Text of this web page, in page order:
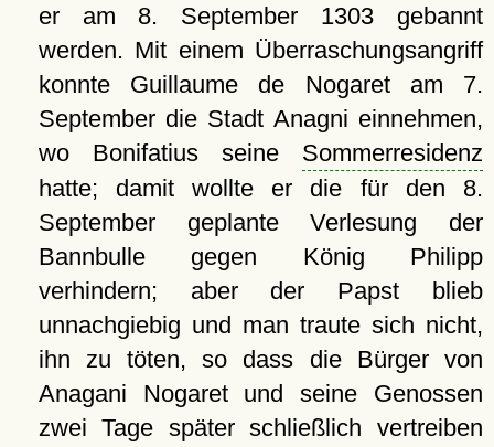
er am 8. September 1303 gebannt
werden. Mit einem Überraschungsangriff
konnte Guillaume de Nogaret am 7.
September die Stadt Anagni einnehmen,
wo Bonifatius seine Sommerresidenz
hatte; damit wollte er die für den 8.
September geplante Verlesung der
Bannbulle gegen König Philipp
verhindern; aber der Papst blieb
unnachgiebig und man traute sich nicht,
ihn zu töten, so dass die Bürger von
Anagani Nogaret und seine Genossen
zwei Tage später schließlich vertreiben